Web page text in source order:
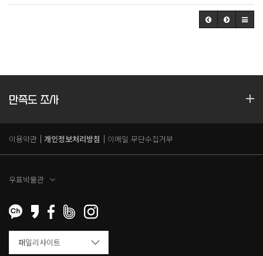
만족도 조사
이용약관 개인정보처리방침 이메일 무단수집거부
우표박물관